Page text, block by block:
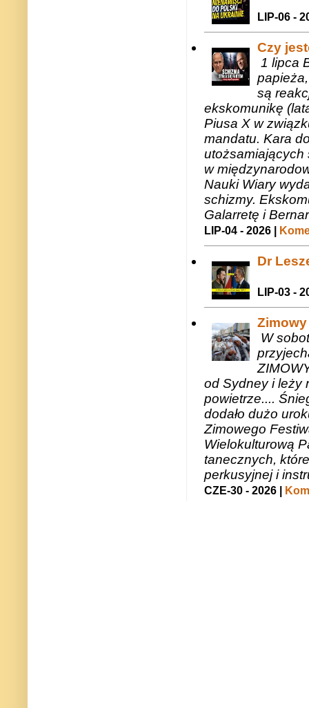
LIP-06 -
Czy
1 lipca
są
ekskomunikę
Piusa X w
mandatu. Kara
utożsamiających
w
Nauki Wiary
schizmy.
Galarretę i
LIP-04 - 2026 |
Dr
LIP-03 -
W
od Sydney i leży
powietrze....
dodało dużo
Zimowego
Wielokulturową
tanecznych,
perkusyjnej i
CZE-30 - 2026 |